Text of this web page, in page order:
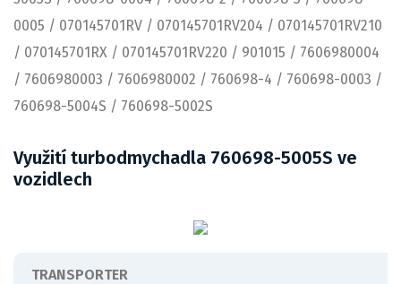
0005 / 070145701RV / 070145701RV204 / 070145701RV210
/ 070145701RX / 070145701RV220 / 901015 / 7606980004
/ 7606980003 / 7606980002 / 760698-4 / 760698-0003 /
760698-5004S / 760698-5002S
Využití turbodmychadla 760698-5005S ve
vozidlech
TRANSPORTER